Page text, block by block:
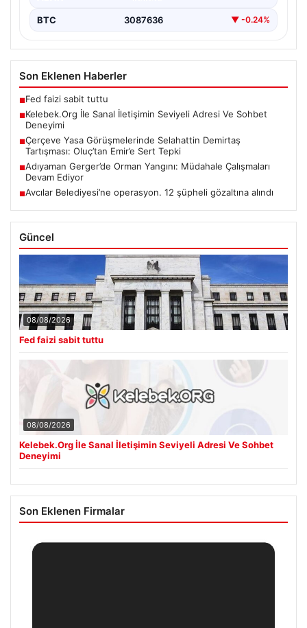
BTC 3087636 ▼ -0.24%
Son Eklenen Haberler
■Fed faizi sabit tuttu
■Kelebek.Org İle Sanal İletişimin Seviyeli Adresi Ve Sohbet
Deneyimi
■Çerçeve Yasa Görüşmelerinde Selahattin Demirtaş
Tartışması: Oluç’tan Emir’e Sert Tepki
■Adıyaman Gerger’de Orman Yangını: Müdahale Çalışmaları
Devam Ediyor
■Avcılar Belediyesi’ne operasyon. 12 şüpheli gözaltına alındı
Güncel
08/08/2026
Fed faizi sabit tuttu
08/08/2026
Kelebek.Org İle Sanal İletişimin Seviyeli Adresi Ve Sohbet
Deneyimi
Son Eklenen Firmalar